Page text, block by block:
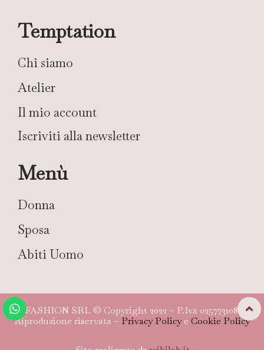
Temptation
Chi siamo
Atelier
Il mio account
Iscriviti alla newsletter
Menù
Donna
Sposa
Abiti Uomo
TG FASHION SRL © Copyright 2022 – P.Iva 02577310804 –
Riproduzione riservata – Privacy Policye Cookie Policy